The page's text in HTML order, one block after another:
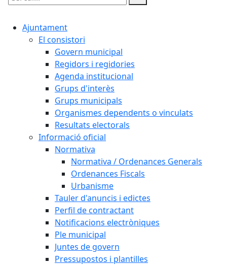
Cercar:
Ajuntament
El consistori
Govern municipal
Regidors i regidories
Agenda institucional
Grups d'interès
Grups municipals
Organismes dependents o vinculats
Resultats electorals
Informació oficial
Normativa
Normativa / Ordenances Generals
Ordenances Fiscals
Urbanisme
Tauler d'anuncis i edictes
Perfil de contractant
Notificacions electròniques
Ple municipal
Juntes de govern
Pressupostos i plantilles